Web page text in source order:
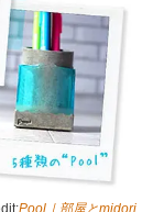
Pool｜部屋とmidori